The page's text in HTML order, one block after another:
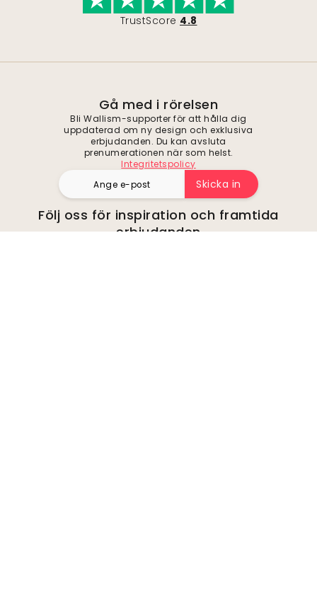
TrustScore 4.8
Gå med i rörelsen
Bli Wallism-supporter för att hålla dig
uppdaterad om ny design och exklusiva
erbjudanden. Du kan avsluta
prenumerationen när som helst.
Integritetspolicy
Skicka in
Följ oss för inspiration och framtida
erbjudanden